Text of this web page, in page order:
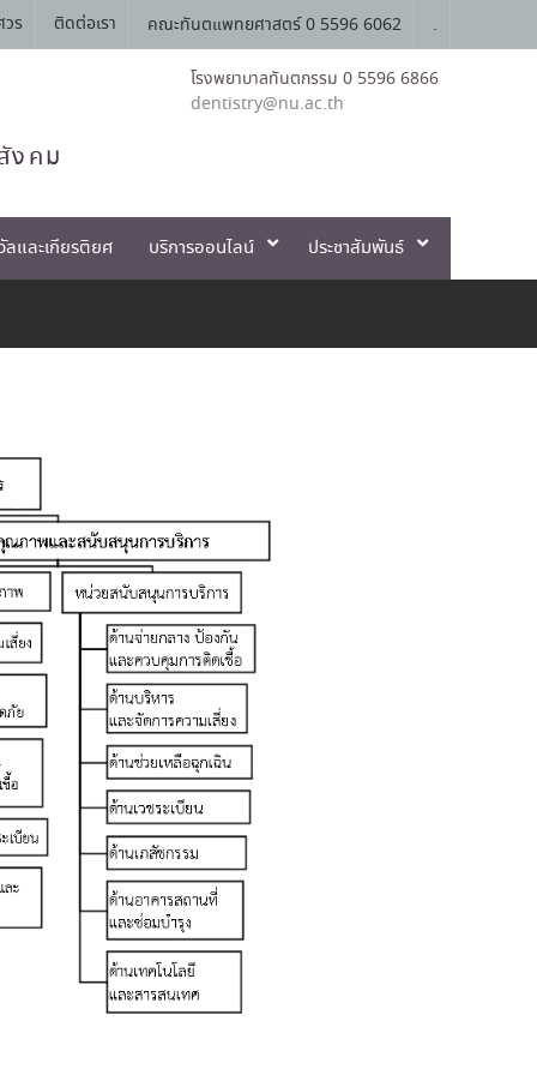
วร ติดต่อเรา คณะทันตแพทยศาสตร์ 0 5596 6062 .
งคม
โรงพยาบาลทันตกรรม 0 5596 6866
dentistry@nu.ac.th
ลและเกียรติยศ บริการออนไลน์ ประชาสัมพันธ์